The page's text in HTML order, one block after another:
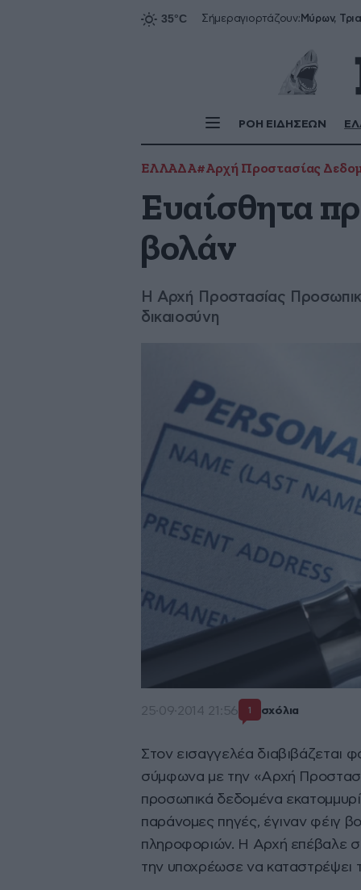
Σήμεραγιορτάζουν:
ΡΟΗ ΕΙΔΗΣΕΩΝ
ΕΛΛΑΔΑ#Αρχή Προστασίας
Ευαίσθητα
βολάν
Η Αρχή Προστασίας
δικαιοσύνη
25·09·2014 21:56 1 σχόλια
Στον εισαγγελέα διαβιβάζεται
σύμφωνα με την «Αρχή
προσωπικά δεδομένα
παράνομες πηγές, έγιναν φέιγ
πληροφοριών. Η Αρχή επέβαλε
την υποχρέωσε να καταστρέψει